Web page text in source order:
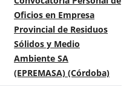
Oficios en Empresa
Provincial de Residuos
Sólidos y Medio
Ambiente SA
(EPREMASA) (Córdoba)